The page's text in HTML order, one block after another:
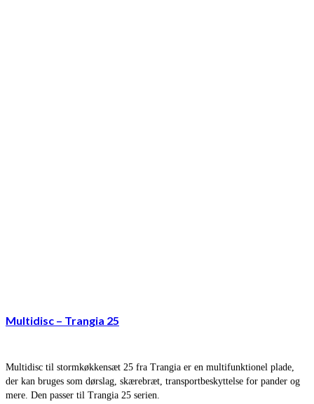
Multidisc – Trangia 25
Multidisc til stormkøkkensæt 25 fra Trangia er en multifunktionel plade,
der kan bruges som dørslag, skærebræt, transportbeskyttelse for pander og
mere. Den passer til Trangia 25 serien.